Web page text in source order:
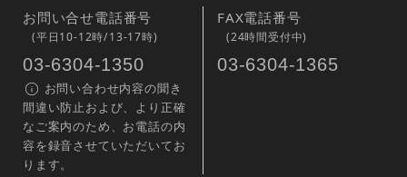
お問い合せ電話番号
(平日10-12時/13-17時)
03-6304-1350
お問い合わせ内容の聞き
間違い防止および、より正確
なご案内のため、お電話の内
容を録音させていただいてお
ります。
FAX電話番号
(24時間受付中)
03-6304-1365